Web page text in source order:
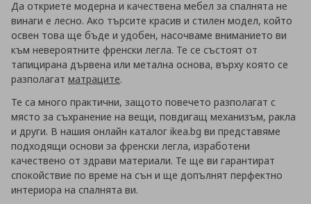
Да откриете модерна и качествена мебел за спалнята не
винаги е лесно. Ако търсите красив и стилен модел, който
освен това ще бъде и удобен, насочваме вниманието ви
към невероятните френски легла. Те се състоят от
тапицирана дървена или метална основа, върху която се
разполагат матраците.
Те са много практични, защото повечето разполагат с
място за съхранение на вещи, повдигащ механизъм, ракла
и други. В нашия онлайн каталог ikea.bg ви представяме
подходящи основи за френски легла, изработени
качествено от здрави материали. Те ще ви гарантират
спокойствие по време на сън и ще допълнят перфектно
интериора на спалнята ви.